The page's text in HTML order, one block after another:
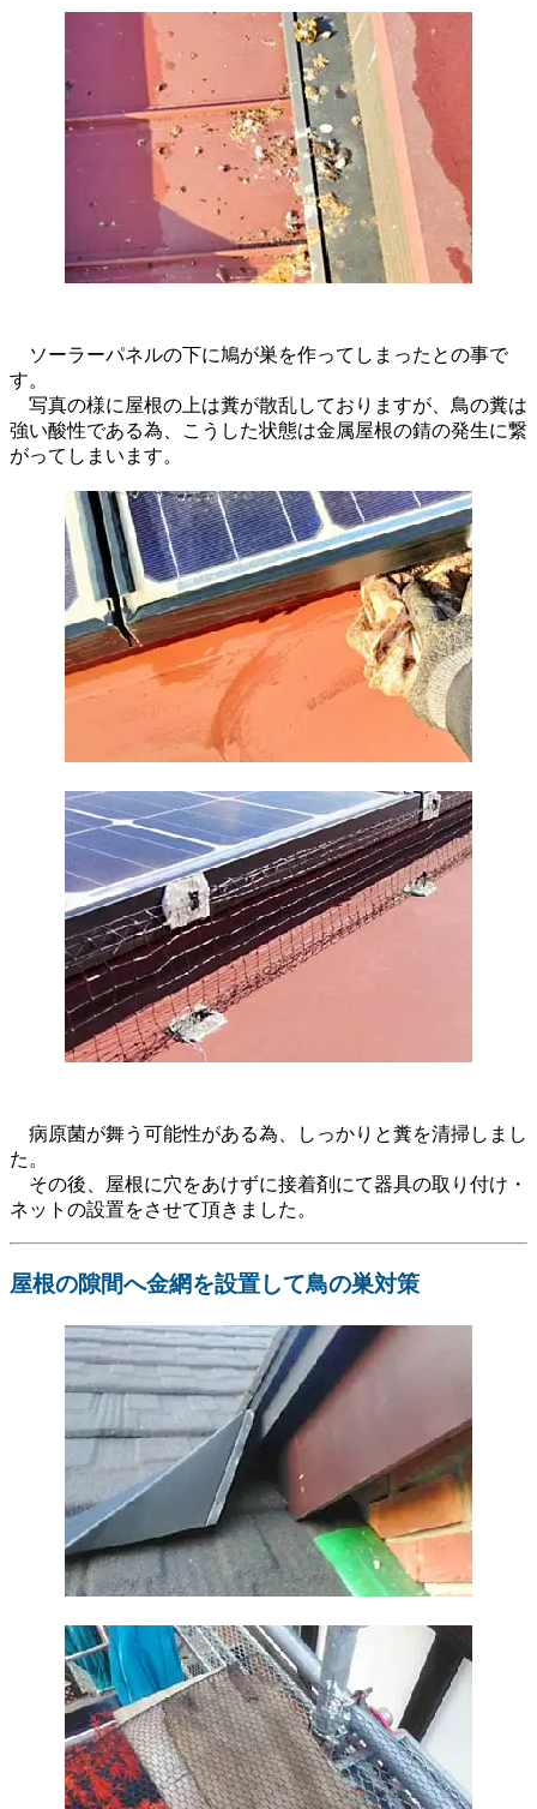
ソーラーパネルの下に鳩が巣を作ってしまったとの事で
す。
写真の様に屋根の上は糞が散乱しておりますが、鳥の糞は
強い酸性である為、こうした状態は金属屋根の錆の発生に繋
がってしまいます。
病原菌が舞う可能性がある為、しっかりと糞を清掃しまし
た。
その後、屋根に穴をあけずに接着剤にて器具の取り付け・
ネットの設置をさせて頂きました。
屋根の隙間へ金網を設置して鳥の巣対策